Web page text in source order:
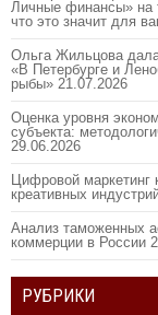
Личные финансы» на
что это значит для
Ольга Жильцова
«В Петербурге и
рыбы» 21.07.2026
Оценка уровня
субъекта:
29.06.2026
Цифровой маркетинг
креативных
Анализ таможенных
коммерции в России
РУБРИКИ